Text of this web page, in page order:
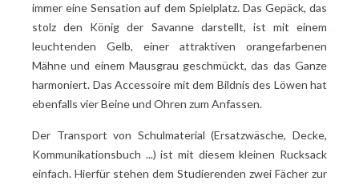
immer eine Sensation auf dem Spielplatz. Das Gepäck, das
stolz den König der Savanne darstellt, ist mit einem
leuchtenden Gelb, einer attraktiven orangefarbenen
Mähne und einem Mausgrau geschmückt, das das Ganze
harmoniert. Das Accessoire mit dem Bildnis des Löwen hat
ebenfalls vier Beine und Ohren zum Anfassen.
Der Transport von Schulmaterial (Ersatzwäsche, Decke,
Kommunikationsbuch ...) ist mit diesem kleinen Rucksack
einfach. Hierfür stehen dem Studierenden zwei Fächer zur